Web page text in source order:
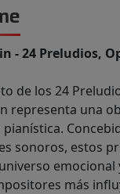
- 24 Preludios,
de los 24
representa una
sonoros, estos
emocional
más